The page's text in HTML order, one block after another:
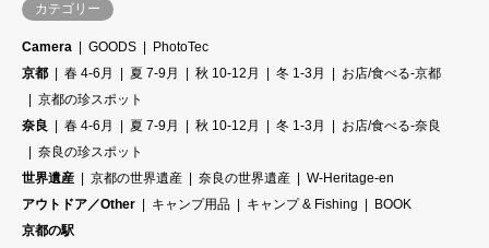
カテゴリー
Camera GOODS
PhotoTec
京都
春 4-6月 夏 7-9月 秋 10-12月 冬 1-3月
お店/食べる-京都
京都の珍スポット
奈良
春 4-6月 夏 7-9月 秋 10-12月 冬 1-3月
お店/食べる-奈良
奈良の珍スポット
世界遺産
京都の世界遺産 奈良の世界遺産
W-Heritage-en
アウトドア／Other
キャンプ用品 キャンプ & Fishing
BOOK
京都の駅